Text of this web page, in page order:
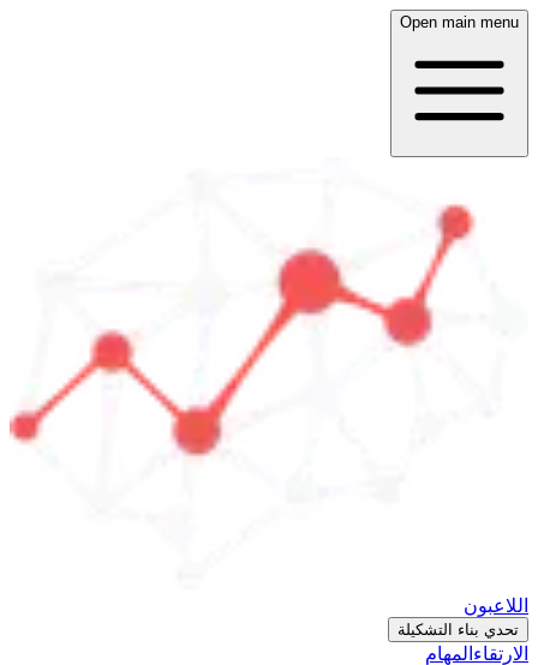
Open main menu
اللاعبون
تحدي بناء التشكيلة
الارتقاء المهام